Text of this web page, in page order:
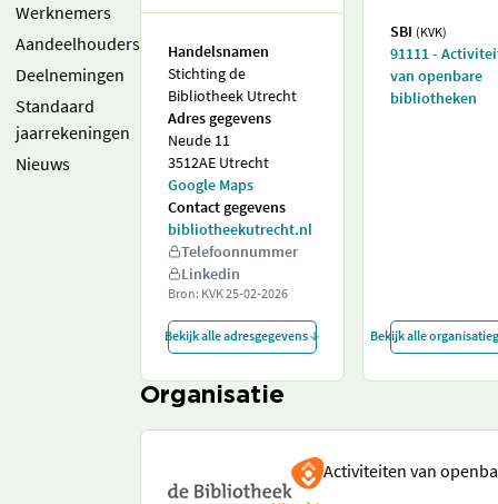
Werknemers
Aandeelhouders
Deelnemingen
Standaard
jaarrekeningen
Nieuws
Handelsnamen
Stichting de
Bibliotheek Utrecht
Adres gegevens
Neude 11
3512AE Utrecht
Google Maps
Contact gegevens
bibliotheekutrecht.nl
Telefoonnummer
Linkedin
Bron: KVK25-02-2026
Bekijk alle adresgegevens
SBI (KVK)
91111 -
van openbare
bibliotheken
Bekijk alle
Organisatie
Activiteiten van